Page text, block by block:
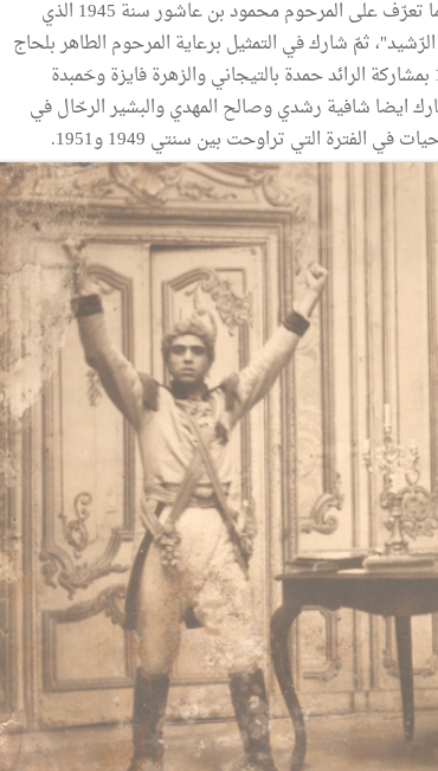
وعبد العزيز العروي وآخرون. "وقد تمكّنت منه هواية التمثيل بعدما تعرّف على المرحوم محمود بن عاشور سنة 1945 الذي
ثمّ شارك في التمثيل برعاية المرحوم الطاهر بلحاج
باقة من المسرحيات على غرار مسرحية "عطيل" في نوفمبر 1948 بمشاركة الرائد حمدة بالتيجاني والزهرة فايزة وحَمبدة
و"موسى الهادي". وشارك ايضا شافية رشدي وصالح المهدي والبشير الرحّال في
التي تراوحت بين سنتي 1949 و1951.